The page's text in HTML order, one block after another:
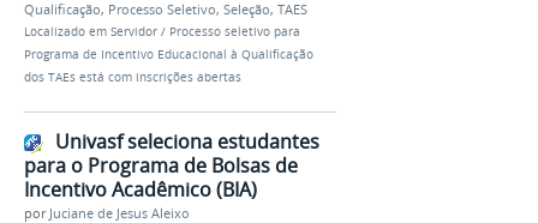
Qualificação, Processo Seletivo, Seleção, TAES
Localizado em Servidor / Processo seletivo para
Programa de Incentivo Educacional à Qualificação
dos TAEs está com inscrições abertas
Univasf seleciona estudantes
para o Programa de Bolsas de
Incentivo Acadêmico (BIA)
por Juciane de Jesus Aleixo